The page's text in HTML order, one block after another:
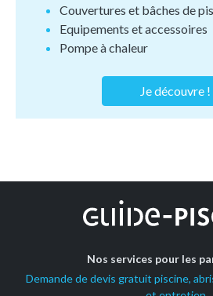
Couvertures et bâches de
Equipements et accessoires
Pompe à chaleur
Je découvre !
Nos services pour les
Demande de devis gratuit piscine,